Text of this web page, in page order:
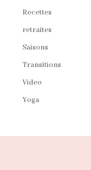
Recettes
retraites
Saisons
Transitions
Video
Yoga